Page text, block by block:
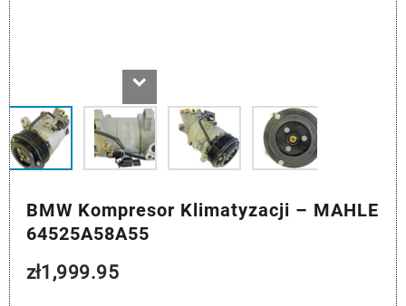
BMW Kompresor Klimatyzacji – MAHLE
64525A58A55
zł1,999.95